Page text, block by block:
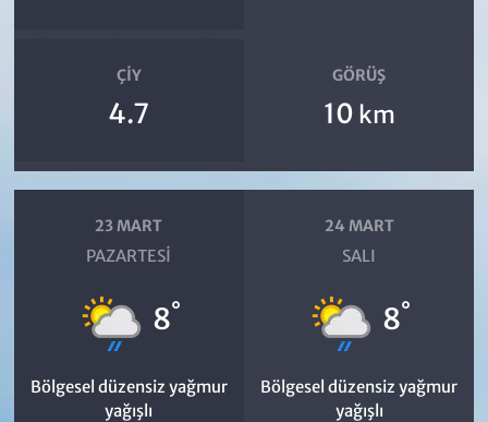
ÇIY
4.7
GÖRÜŞ
10 km
23 MART
PAZARTESI
8°
Bölgesel düzensiz yağmur
yağışlı
24 MART
SALI
8°
Bölgesel düzensiz yağmur
yağışlı